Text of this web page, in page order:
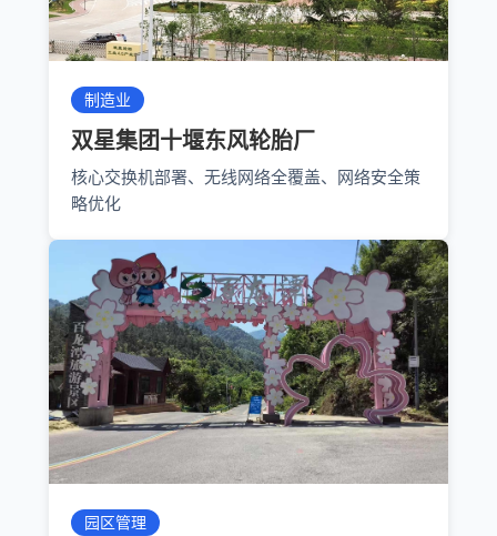
制造业
双星集团十堰东风轮胎厂
核心交换机部署、无线网络全覆盖、网络安全策
略优化
园区管理